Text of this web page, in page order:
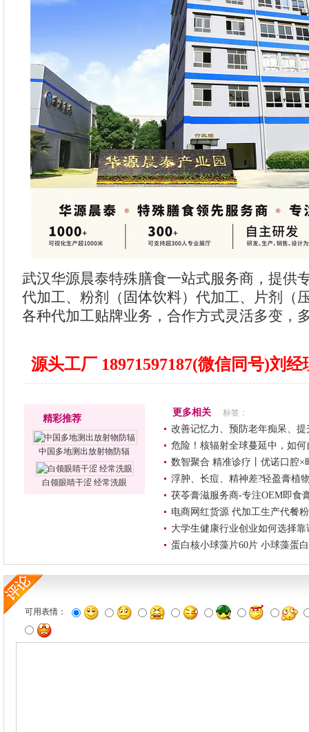
武汉华源晨泰特殊膳食一站式服务商，提供
代加工、粉剂（固体饮料）代加工、片剂（
各种代加工贴牌业务，合作方式灵活多变，
源头工厂 18971597187(微信同号)刘
精彩推荐
中国多地测出放射物防辐
白领眼睛干涩 经常洗眼
更多相关 标签：
改善记忆力、预防老年痴呆、
危险！核辐射全球蔓延中，如
数智聚合 精准诊疗丨优诺口腔×
浮肿、长痘、精神差?轻盈膏植
茯苓膏滋服务商-专注OEM即食
电商网红货源 代加工生产代餐
大学生健康行业创业如何选择
蛋白核小球藻片60片 小球藻蛋
可用表情：